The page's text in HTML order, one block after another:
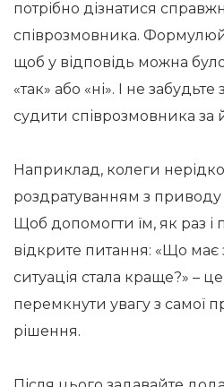
потрібно дізнатися
співрозмовника.
щоб у відповідь можна
«так» або «ні». І не
судити співрозмовника за
Наприклад, колеги нерідко
роздратуванням з
Щоб допомогти їм, як раз і
відкрите питання: «Що має
ситуація стала краще?» –
перемкнути увагу з самої
рішення.